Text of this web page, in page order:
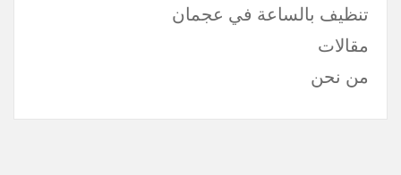
تنظيف بالساعة في عجمان
مقالات
من نحن